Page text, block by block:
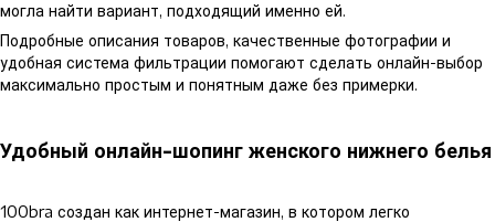
могла найти вариант, подходящий именно ей.
Подробные описания товаров, качественные фотографии и
удобная система фильтрации помогают сделать онлайн-выбор
максимально простым и понятным даже без примерки.
Удобный онлайн-шопинг женского нижнего белья
100bra создан как интернет-магазин, в котором легко